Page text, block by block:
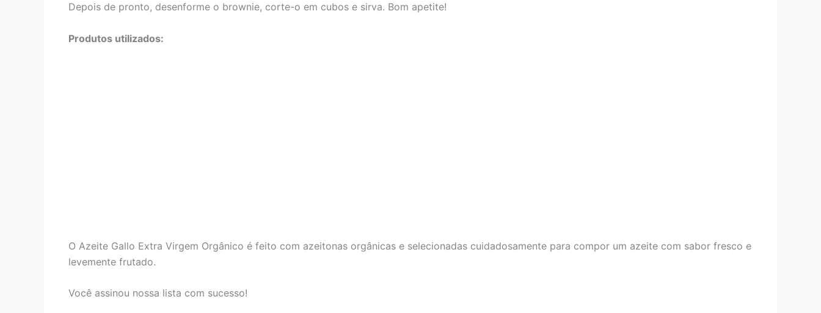
Depois de pronto, desenforme o brownie, corte-o em cubos e sirva. Bom apetite!
Produtos utilizados:
O Azeite Gallo Extra Virgem Orgânico é feito com azeitonas orgânicas e selecionadas cuidadosamente para compor um azeite com sabor fresco e
levemente frutado.
Você assinou nossa lista com sucesso!